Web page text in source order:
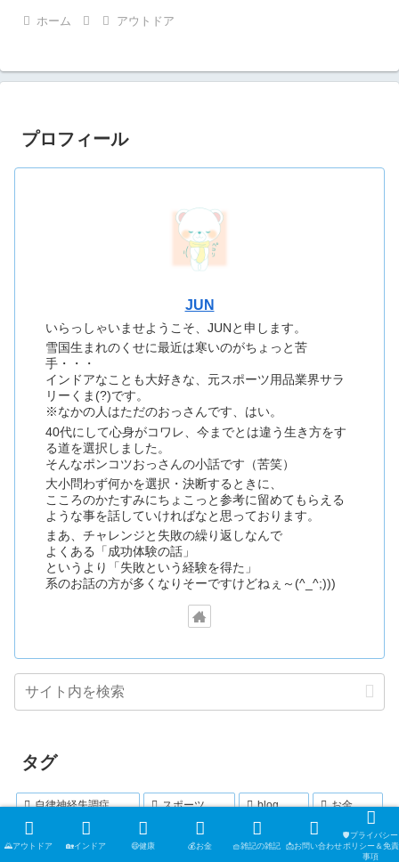
ホーム アウトドア
プロフィール
JUN
いらっしゃいませようこそ、JUNと申します。
雪国生まれのくせに最近は寒いのがちょっと苦
手・・・
インドアなことも大好きな、元スポーツ用品業界サラ
リーくま(?)です。
※なかの人はただのおっさんです、はい。
40代にして心身がコワレ、今までとは違う生き方をす
る道を選択しました。
そんなポンコツおっさんの小話です（苦笑）
大小問わず何かを選択・決断するときに、
こころのかたすみにちょこっと参考に留めてもらえる
ような事を話していければなと思っております。
まあ、チャレンジと失敗の繰り返しなんで
よくある「成功体験の話」
というより「失敗という経験を得た」
系のお話の方が多くなりそーですけどねぇ～(^_^;)))
タグ
自律神経失調症 スポーツ blog お金
トレッキング 住 リラックス キャンプ 食
🌄アウトドア 🏡インドア 😄健康 💰お金 🧺雑記の雑記 📩お問い合わせ
🛡️プライバシー
ポリシー＆免責
事項